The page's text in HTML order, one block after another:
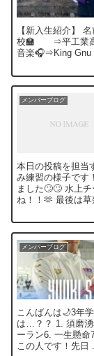
【新入生紹介
校🏫 ⇒平工業高
音楽🎧⇒King Gnu
メンバーブログ
本日の投稿を担当
み練習の様子です
ました🙄🙄 水上
ね！！🫶 最後は草
メンバーブログ
こんばんは🌙3年
は…？？ 1. 須磨湧
ーラン6. 一生懸
この人です！先日